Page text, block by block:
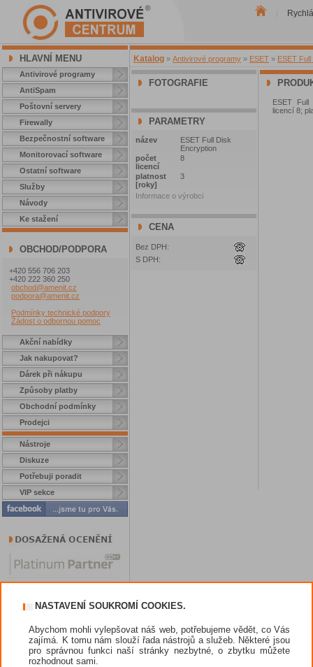
HLAVNÍ MENU
Antivirové programy
AntiSpam
Poštovní servery
Firewally
Bezpečnostní software
Monitorovací software
Ostatní software
Služby
Návody
Ke stažení
OBCHOD/PODPORA
+420 556 706 203
+420 222 360 250
obchod@amenit.cz
podpora@amenit.cz
Podmínky technické podpory
Žádost o odbornou pomoc
Akční nabídky
Jak nakupovat?
Dárek při nákupu
Způsoby platby
Obchodní podmínky
Prodejci
Nástroje
Diskuze
Potřebuji poradit
VIP sekce
Katalog » Antivirové programy » ESET » ESET
FOTOGRAFIE
PARAMETRY
název
ESET Full Disk
Encryption
počet
licencí
8
platnost
[roky]
3
Informace o výrobci
CENA
Bez DPH:
S DPH:
ESET
licencí 8;
NASTAVENÍ SOUKROMÍ COOKIES.
Abychom mohli vylepšovat náš web, potřebujeme vědět, co Vás
zajímá. K tomu nám slouží řada nástrojů a služeb. Některé jsou
pro správnou funkci naší stránky nezbytné, o zbytku můžete
rozhodnout sami.